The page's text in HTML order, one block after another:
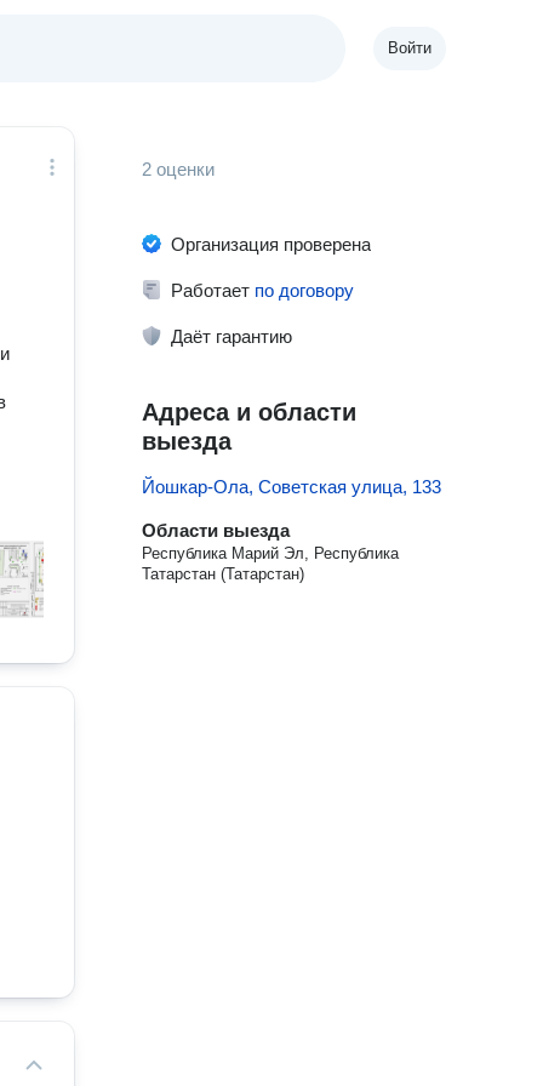
Войти
2 оценки
Организация проверена
Работает по договору
Даёт гарантию
Адреса и области
выезда
Йошкар-Ола, Советская улица, 133
Области выезда
Республика Марий Эл, Республика
Татарстан (Татарстан)